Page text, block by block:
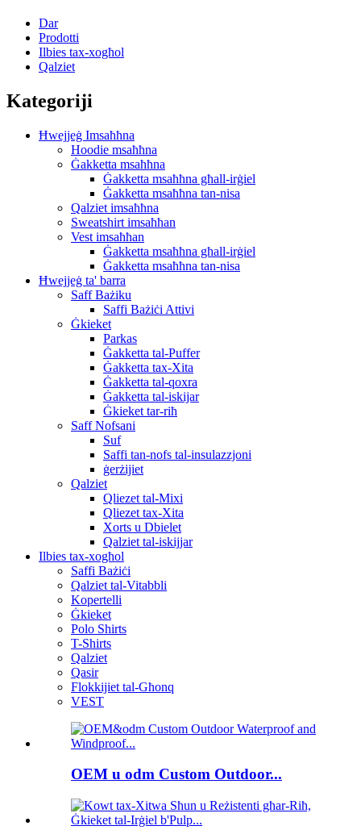
Dar
Prodotti
Ilbies tax-xogħol
Qalziet
Kategoriji
Ħwejjeġ Imsaħħna
Hoodie msaħħna
Ġakketta msaħħna
Ġakketta msaħħna għall-irġiel
Ġakketta msaħħna tan-nisa
Qalziet imsaħħna
Sweatshirt imsaħħan
Vest imsaħħan
Ġakketta msaħħna għall-irġiel
Ġakketta msaħħna tan-nisa
Ħwejjeġ ta' barra
Saff Bażiku
Saffi Bażiċi Attivi
Ġkieket
Parkas
Ġakketta tal-Puffer
Ġakketta tax-Xita
Ġakketta tal-qoxra
Ġakketta tal-iskijar
Ġkieket tar-riħ
Saff Nofsani
Suf
Saffi tan-nofs tal-insulazzjoni
ġerżijiet
Qalziet
Qliezet tal-Mixi
Qliezet tax-Xita
Xorts u Dbielet
Qalziet tal-iskijjar
Ilbies tax-xogħol
Saffi Bażiċi
Qalziet tal-Vitabbli
Kopertelli
Ġkieket
Polo Shirts
T-Shirts
Qalziet
Qasir
Flokkijiet tal-Għonq
VEST
OEM u odm Custom Outdoor...